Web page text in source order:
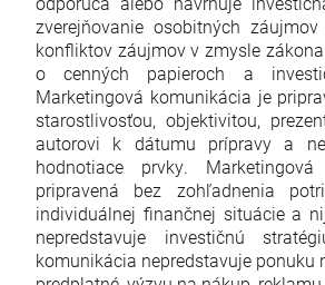
zverejňovanie osobitných
konfliktov záujmov v zmysle
o cenných papieroch a
Marketingová komunikácia je
starostlivosťou, objektivitou,
autorovi k dátumu prípravy a
hodnotiace prvky.
pripravená bez zohľadnenia
individuálnej finančnej situácie a
nepredstavuje investičnú
komunikácia nepredstavuje ponuku